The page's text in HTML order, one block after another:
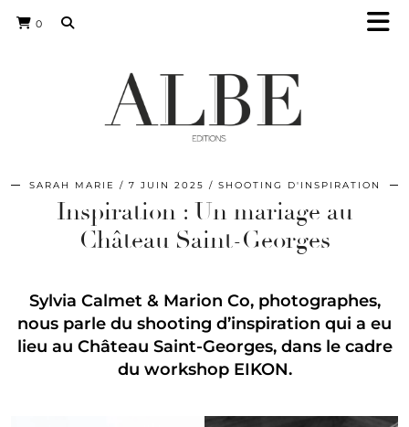
0
SARAH MARIE 7 JUIN 2025 SHOOTING D'INSPIRATION
Inspiration : Un mariage au
Château Saint-Georges
Sylvia Calmet & Marion Co, photographes,
nous parle du shooting d’inspiration qui a eu
lieu au Château Saint-Georges, dans le cadre
du workshop EIKON.